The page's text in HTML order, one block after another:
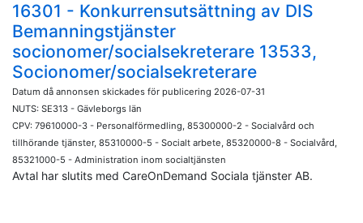
16301 - Konkurrensutsättning av DIS
Bemanningstjänster
socionomer/socialsekreterare 13533,
Socionomer/socialsekreterare
Datum då annonsen skickades för publicering 2026-07-31
NUTS: SE313 - Gävleborgs län
CPV: 79610000-3 - Personalförmedling, 85300000-2 - Socialvård och
tillhörande tjänster, 85310000-5 - Socialt arbete, 85320000-8 - Socialvård,
85321000-5 - Administration inom socialtjänsten
Avtal har slutits med CareOnDemand Sociala tjänster AB.